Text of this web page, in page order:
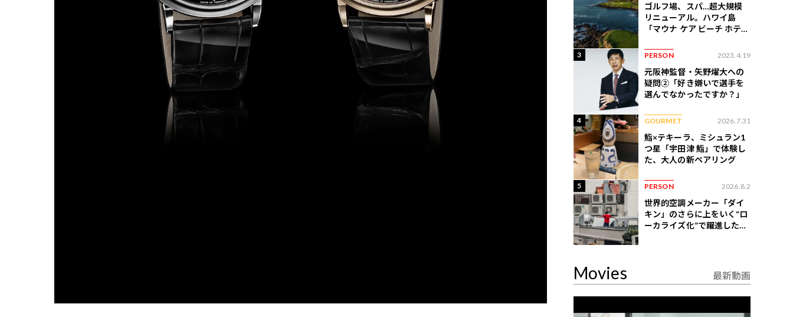
ゴルフ場、スパ…超大規模
リニューアル。ハワイ島
「マウナ ケア ビーチ ホテ
3 PERSON 2023.4.19
元阪神監督・矢野燿大への
疑問②「好き嫌いで選手を
選んでなかったですか？」
4 GOURMET 2026.7.31
鮨×テキーラ、ミシュラン1
つ星「宇田津 鮨」で体験し
た、大人の新ペアリング
5 PERSON 2026.8.2
世界的空調メーカー「ダイ
キン」のさらに上をいく“ロ
ーカライズ化”で躍進したイ
Movies 最新動画